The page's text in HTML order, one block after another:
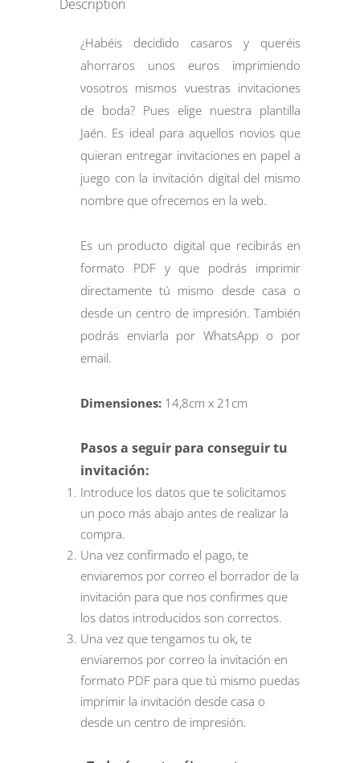
Description
¿Habéis decidido casaros y queréis
ahorraros unos euros imprimiendo
vosotros mismos vuestras invitaciones
de boda? Pues elige nuestra plantilla
Jaén. Es ideal para aquellos novios que
quieran entregar invitaciones en papel a
juego con la invitación digital del mismo
nombre que ofrecemos en la web.
Es un producto digital que recibirás en
formato PDF y que podrás imprimir
directamente tú mismo desde casa o
desde un centro de impresión. También
podrás enviarla por WhatsApp o por
email.
Dimensiones: 14,8cm x 21cm
Pasos a seguir para conseguir tu
invitación:
Introduce los datos que te solicitamos
un poco más abajo antes de realizar la
compra.
Una vez confirmado el pago, te
enviaremos por correo el borrador de la
invitación para que nos confirmes que
los datos introducidos son correctos.
Una vez que tengamos tu ok, te
enviaremos por correo la invitación en
formato PDF para que tú mismo puedas
imprimir la invitación desde casa o
desde un centro de impresión.